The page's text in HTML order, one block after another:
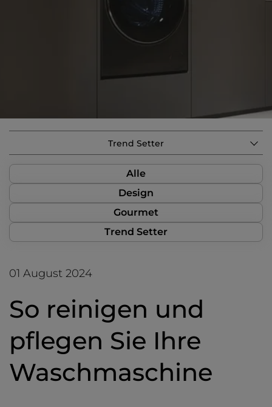
Trend Setter
Alle
Design
Gourmet
Trend Setter
01 August 2024
So reinigen und
pflegen Sie Ihre
Waschmaschine